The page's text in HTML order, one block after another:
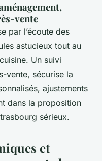
vente
par l’écoute des
astucieux tout au
Un suivi
vente, sécurise la
ajustements
dans la proposition
sérieux.
et